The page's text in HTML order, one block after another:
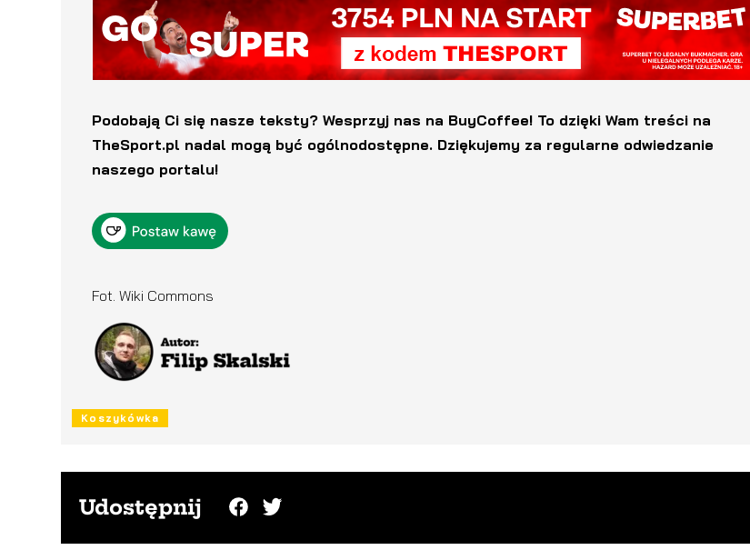
Podobają Ci się nasze teksty? Wesprzyj nas na BuyCoffee! To dzięki Wam treści na
TheSport.pl nadal mogą być ogólnodostępne. Dziękujemy za regularne odwiedzanie
naszego portalu!
Fot. Wiki Commons
Koszykówka
Udostępnij